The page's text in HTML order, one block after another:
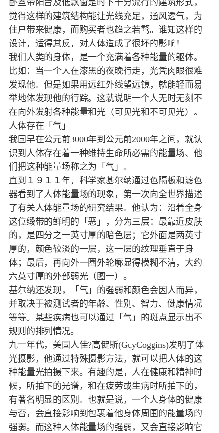
卧室带阳台及低飘窗是时下十分流行的建筑形式，
觉得这样的建筑结构能让光线充足，通风透气，为
住户带来健康，而购买者也趋之若骛。谁知这样的
设计，适得其反，对人体造成了很坏的影响！
我们人类的身体，是一个充满着各种能量的躯体。
比如：当一个人在漆黑的夜晚行走，光凭肉眼很难
发现他。但是如果用远红外线望远镜，就能轻而易
举地体发现他的行踪。这就说明一个人无时无刻不
在向外发射各种能量和光（可见光和不可见光）。
人体存在「气」
我国早在公元前3000年到公元前2000年之间，就认
识到人体存在着一种维持生命所必需的能量场、他
们把这种能量场称之为「气」。
直到１９１１年，科学家基尔纳通过色隔板和滤色
器看到了人体能量场的现象，第一次向全世界描述
了有关人体能量场的研究结果。他认为：沿着全身
这位缎带的鲜明的「恶」，分为三层：最靠近皮肤
的，是四分之一英寸厚的暗色层；它外面是两英寸
厚的，颜色较淡的一层，这一层的纹理垂直于身
体；最后，再向外一圈外轮廓显得模糊不清，大约
六英寸厚的外部弱光（图一）。
基尔纳还发现，「气」的强弱和颜色会因人而异，
并取决于被测试者的年龄、性别、智力、健康情况
等等。某些疾病也可以通过「气」的斑点显示出不
规则的排列情况。
九十年代，美国人佳?高健斯(GuyCoggins)发明了体
光摄影，他通过特殊摄影方法，就可以把人体的这
种能量光拍摄下来。有趣的是，人在健康和精神时
候，所拍下的光谱，和在疲劳或生病时所拍下的，
有著名明显的区别。也就是说，一个人身体的健康
与否，会直接影响到包裹着他身体周围的能量场的
强弱。而这种人体能量场的强弱，又会直接影响它